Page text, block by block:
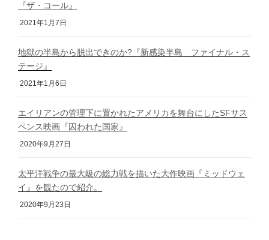
『ザ・コール』
2021年1月7日
地獄の半島から脱出できのか?『新感染半島 ファイナル・ス
テージ』
2021年1月6日
エイリアンの管理下に置かれたアメリカを舞台にしたSFサス
ペンス映画『囚われた国家』
2020年9月27日
太平洋戦争の最大級の総力戦を描いた大作映画『ミッドウェ
イ』を観たので紹介。
2020年9月23日